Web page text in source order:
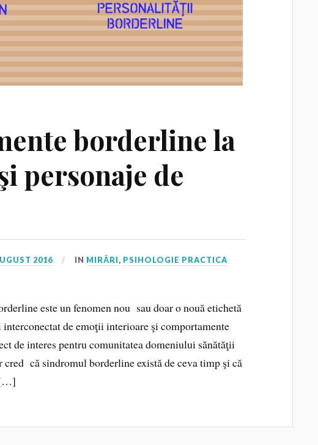
borderline la
personaje de
2016 IN MIRĂRI, PSIHOLOGIE PRACTICA
este un fenomen nou sau doar o nouă etichetă
de emoţii interioare şi comportamente
de interes pentru comunitatea domeniului sănătăţii
că sindromul borderline există de ceva timp şi că
[…]